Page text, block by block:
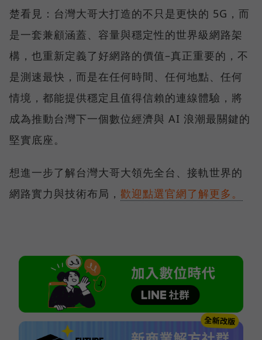
楚看見：台灣大哥大打造的不只是更快的 5G，而
是一套兼顧涵蓋、容量與穩定性的世界級網路架
構，也重新定義了好網路的價值–真正重要的，不
是測速最快，而是在任何時間、任何地點、任何
情境，都能提供穩定且值得信賴的連線體驗，將
成為推動台灣下一個數位經濟與 AI 浪潮最關鍵的
堅實底座。
想進一步了解台灣大哥大領先全台、接軌世界的
網路實力與技術布局， 歡迎點選官網了解更多。